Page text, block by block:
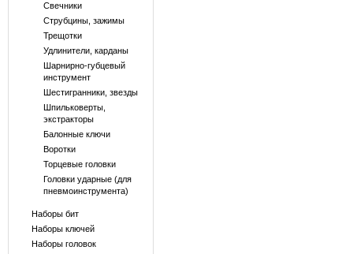
Свечники
Струбцины, зажимы
Трещотки
Удлинители, карданы
Шарнирно-губцевый
инструмент
Шестигранники, звезды
Шпильковерты,
экстракторы
Балонные ключи
Воротки
Торцевые головки
Головки ударные (для
пневмоинструмента)
Наборы бит
Наборы ключей
Наборы головок